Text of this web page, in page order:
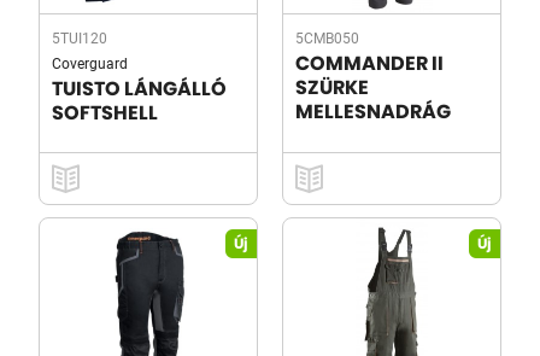
5TUI120
Coverguard
TUISTO LÁNGÁLLÓ
SOFTSHELL
5CMB050
COMMANDER II
SZÜRKE
MELLESNADRÁG
Új Új